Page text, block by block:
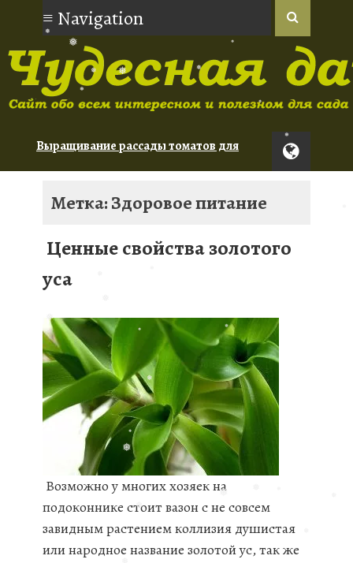
❅
❅
❅
❅
❅
❅
❅
❅
❅
❅ ❅
❅
Выращивание рассады томатов для
начинающих
Метка: Здоровое питание
Ценные свойства золотого
уса
Возможно у многих хозяек на
подоконнике стоит вазон с не совсем
завидным растением коллизия душистая
или народное название золотой ус, так же